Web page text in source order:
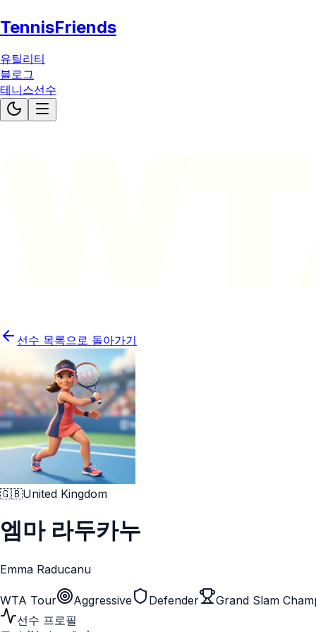
TennisFriends
유틸리티
블로그
테니스선수
선수 목록으로 돌아가기
🇬🇧United Kingdom
엠마 라두카누
Emma Raducanu
WTA Tour Aggressive Defender
Grand Slam
선수 프로필